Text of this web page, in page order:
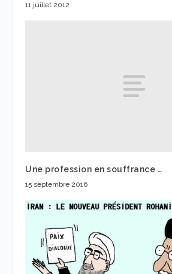
11 juillet 2012
Une profession en souffrance …
15 septembre 2016